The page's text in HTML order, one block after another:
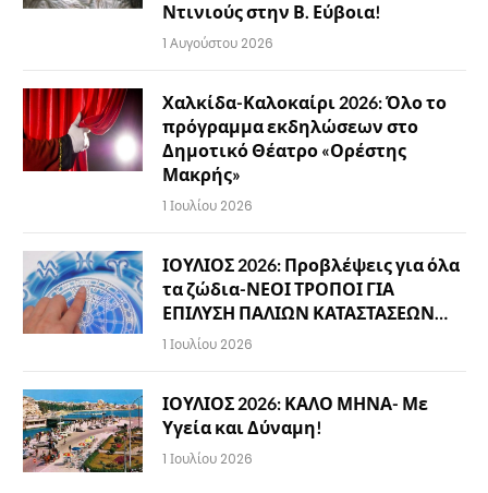
Ντινιούς στην Β. Εύβοια!
1 Αυγούστου 2026
Χαλκίδα-Καλοκαίρι 2026: Όλο το
πρόγραμμα εκδηλώσεων στο
Δημοτικό Θέατρο «Ορέστης
Μακρής»
1 Ιουλίου 2026
ΙΟΥΛΙΟΣ 2026: Προβλέψεις για όλα
τα ζώδια-ΝΕΟΙ ΤΡΟΠΟΙ ΓΙΑ
ΕΠΙΛΥΣΗ ΠΑΛΙΩΝ ΚΑΤΑΣΤΑΣΕΩΝ…
1 Ιουλίου 2026
ΙΟΥΛΙΟΣ 2026: ΚΑΛΟ ΜΗΝΑ- Με
Υγεία και Δύναμη!
1 Ιουλίου 2026